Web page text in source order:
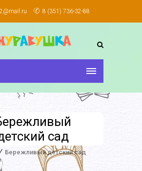
8 (351) 736-32-88
сад
Бережливый детский сад